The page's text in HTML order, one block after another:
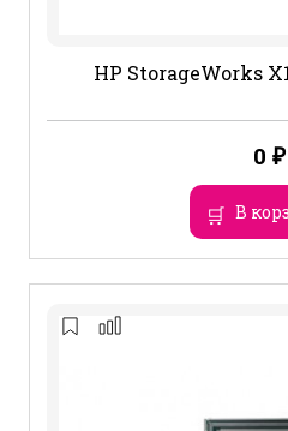
HP StorageWorks
0 ₽
В